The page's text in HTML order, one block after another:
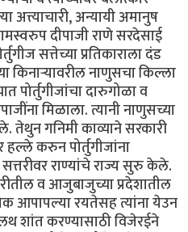
अन्यायी अमानुष
दीपाजी राणे सरदेसाई
सत्तेच्या प्रतिकाराला दंड
किनार्‍यावरील नाणुसचा किल्ला
पोर्तुगीजांचा दारुगोळा व
मिळाला. त्यानी नाणुसच्या
गनिमी काव्याने सरकारी
हल्ले करुन पोर्तुगीजांना
राण्यांचे राज्य सुरु केले.
व आजुबाजुच्या प्रदेशातील
आपापल्या रयतेसह त्यांना येउन
शांत करण्यासाठी विजेरईने